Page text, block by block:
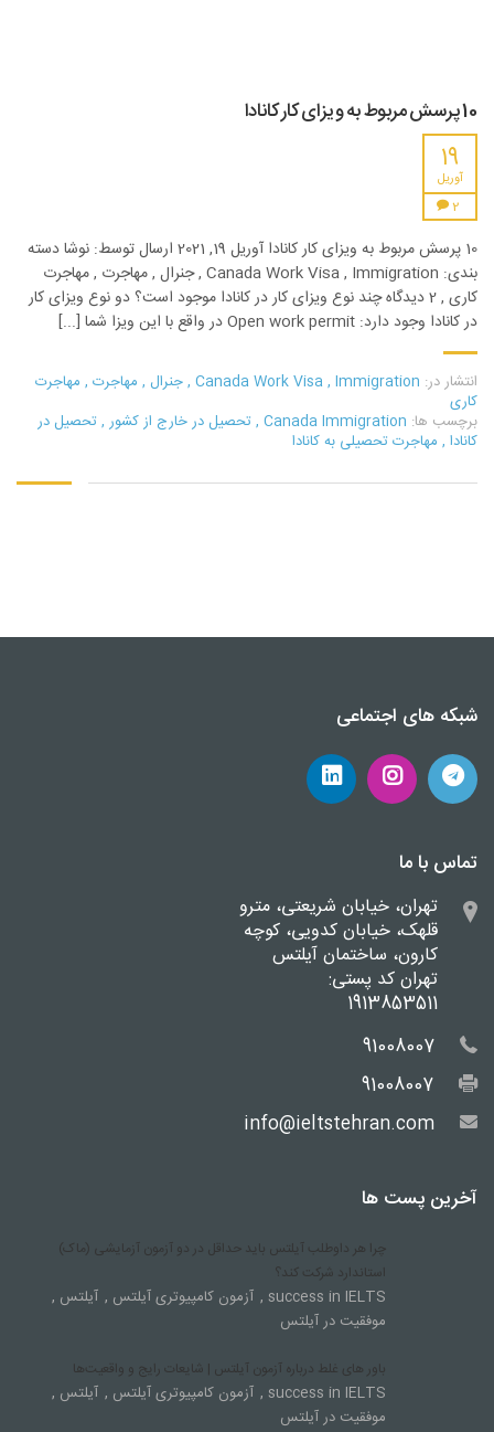
10 پرسش مربوط به ویزای کار کانادا
19
آوریل
2
10 پرسش مربوط به ویزای کار کانادا آوریل 19, 2021 ارسال توسط: نوشا دسته
بندی: Canada Work Visa , Immigration , جنرال , مهاجرت , مهاجرت
کاری , 2 دیدگاه چند نوع ویزای کار در کانادا موجود است؟ دو نوع ویزای کار
در کانادا وجود دارد: Open work permit در واقع با این ویزا شما [...]
انتشار در: Canada Work Visa, Immigration
,جنرال , مهاجرت , مهاجرت
کاری
برچسب ها: Canada Immigration
, تحصیل در خارج از کشور , تحصیل در
کانادا , مهاجرت تحصیلی به کانادا
شبکه های اجتماعی
تماس با ما
تهران، خیابان شریعتی، مترو
قلهک، خیابان کدویی، کوچه
کارون، ساختمان آیلتس
تهران کد پستی:
1913853511
91008007
91008007
info@ieltstehran.com
آخرین پست ها
چرا هر داوطلب آیلتس باید حداقل در دو آزمون آزمایشی (ماک)
استاندارد شرکت کند؟
success in IELTS
, آزمون کامپیوتری آیلتس , آیلتس ,
موفقیت در آیلتس
باور های غلط درباره آزمون آیلتس | شایعات رایج و واقعیت‌ها
success in IELTS
, آزمون کامپیوتری آیلتس , آیلتس ,
موفقیت در آیلتس